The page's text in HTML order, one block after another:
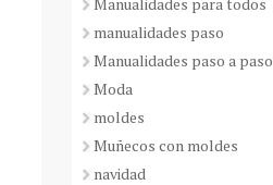
manualidades paso
Manualidades paso a paso
Moda
moldes
Muñecos con moldes
navidad